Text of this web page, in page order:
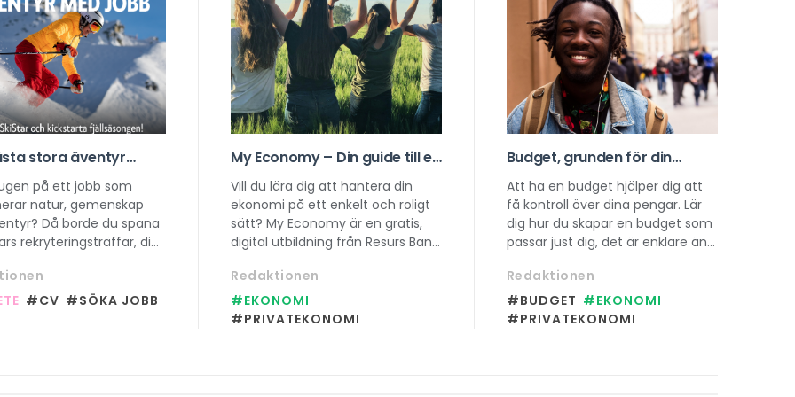
stora äventyr
kom på SkiStars
på ett jobb som
natur, gemenskap
Då borde du spana
rekryteringsträffar, din
säsong i fjällen!
#CV #SÖKA JOBB
My Economy – Din guide till en
smartare vardagsekonomi
Vill du lära dig att hantera din
ekonomi på ett enkelt och roligt
sätt? My Economy är en gratis,
digital utbildning från Resurs Bank
budgetering till lån på bara 30
minuter.
Redaktionen
#EKONOMI
#PRIVATEKONOMI
Budget, grunden för din
ekonomi
Att ha en budget hjälper dig att
få kontroll över dina pengar. Lär
dig hur du skapar en budget som
passar just dig, det är enklare än
Redaktionen
#BUDGET #EKONOMI
#PRIVATEKONOMI